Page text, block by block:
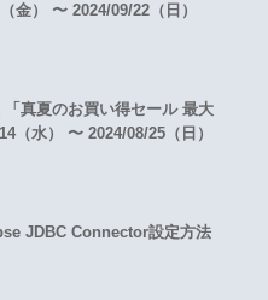
金） 〜 2024/09/22（日）
真夏のお買い得セール 最大
（水） 〜 2024/08/25（日）
JDBC Connector設定方法